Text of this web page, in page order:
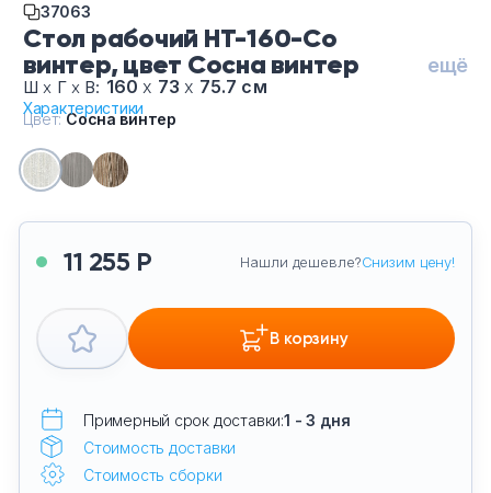
Стол рабочий НТ-160-Со
винтер, цвет Сосна винтер
ещё
Ш х Г х В: 160 х 73 х 75.7 см
Характеристики
37063
11 255 Р Нашли дешевле?Снизим цену!
В корзину
Примерный срок доставки:1 - 3 дня
Стоимость доставки
Стоимость сборки
Цвет:Сосна винтер
Офисные шкафы
Офисные диваны
Искусственные растения
Кашпо